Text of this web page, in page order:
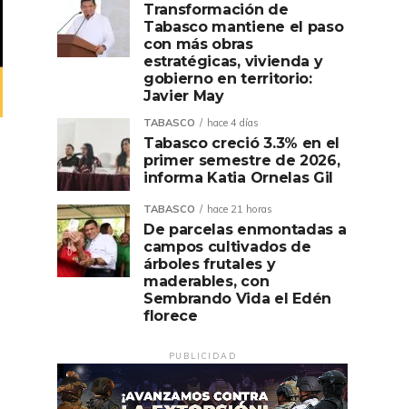
Transformación de
Tabasco mantiene el paso
con más obras
estratégicas, vivienda y
gobierno en territorio:
Javier May
TABASCO hace 4 días
Tabasco creció 3.3% en el
primer semestre de 2026,
informa Katia Ornelas Gil
TABASCO hace 21 horas
De parcelas enmontadas a
campos cultivados de
árboles frutales y
maderables, con
Sembrando Vida el Edén
florece
PUBLICIDAD